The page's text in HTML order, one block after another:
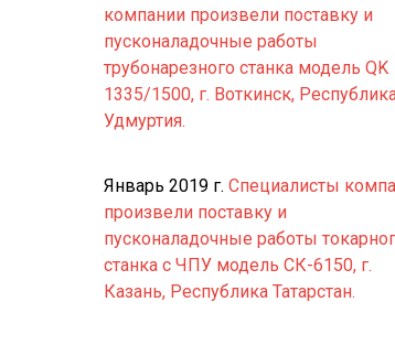
компании произвели поставку и
пусконаладочные работы
трубонарезного станка модель QK
1335/1500, г. Воткинск,
Удмуртия.
Январь 2019 г. Специалисты
произвели поставку и
пусконаладочные работы
станка с ЧПУ модель СК-6150, г.
Казань, Республика Татарстан.